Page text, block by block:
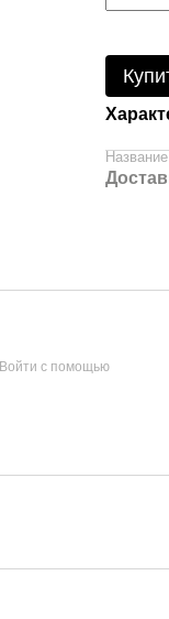
Название
Войти с помощью